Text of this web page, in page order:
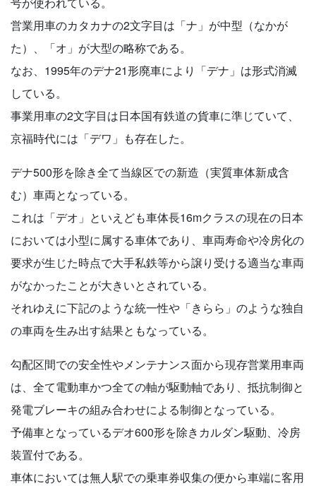
営業用車のカタカナの2文字目は「ナ」が中型（なかが
た）、「オ」が大型の略称である。
なお、1995年のデナ21形廃車により「デナ」は形式消滅
している。
事業用車の2文字目は日本国有鉄道の貨車に準じていて、
京福時代には「デワ」も存在した。
デナ500形を除き全て当線区での新造（実質車体新成含
む）車両となっている。
これは「デオ」といえども車体長16mクラスの現在の日本
においては小型に属する車体であり、車両寿命や冷房化の
要求が生じた時点で大手私鉄等から譲り受ける適当な車両
がなかったことが大きいとされている。
それゆえに下記のような統一性や「きらら」のような独自
の車両を生み出す結果ともなっている。
勾配区間での安全性やメンテナンス面から現存営業用車両
は、全て電動車かつ全ての軸が駆動軸であり、抵抗制御と
発電ブレーキの組み合わせによる制御となっている。
予備車となっているデオ600形を除きカルダン駆動、冷房
装置付である。
車体においては無人駅での乗車券収集の便から車端に客用